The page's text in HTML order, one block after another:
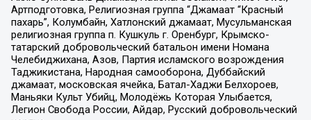
Артподготовка, Религиозная группа “Джамаат “Красный
пахарь”, Колумбайн, Хатлонский джамаат, Мусульманская
религиозная группа п. Кушкуль г. Оренбург, Крымско-
татарский добровольческий батальон имени Номана
Челебиджихана, Азов, Партия исламского возрождения
Таджикистана, Народная самооборона, Дуббайский
джамаат, московская ячейка, Батал-Хаджи Белхороев,
Маньяки Культ Убийц, Молодёжь Которая Улыбается,
Легион Свобода России, Айдар, Русский добровольческий